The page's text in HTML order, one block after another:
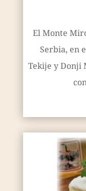
El Monte
Serbia, en
Tekije y Donji